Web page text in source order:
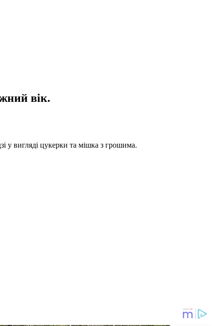
вік.
у вигляді цукерки та мішка з грошима.